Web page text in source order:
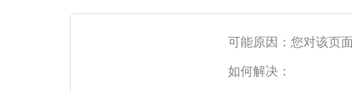
可能原因：您对该页
如何解决：